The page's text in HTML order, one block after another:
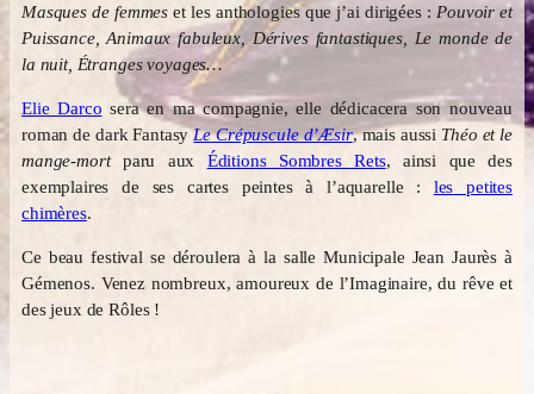
Masques de femmes et les anthologies que j’ai dirigées : Pouvoir et
Puissance, Animaux fabuleux, Dérives fantastiques, Le monde de
la nuit, Étranges voyages…
Elie Darco sera en ma compagnie, elle dédicacera son nouveau
roman de dark FantasyLe Crépuscule d’Æsir, mais aussi Théo et le
mange-mortparu aux Éditions Sombres Rets, ainsi que des
exemplaires de ses cartes peintes à l’aquarelle : les petites
chimères.
Ce beau festival se déroulera à la salle Municipale Jean Jaurès à
Gémenos. Venez nombreux, amoureux de l’Imaginaire, du rêve et
des jeux de Rôles !